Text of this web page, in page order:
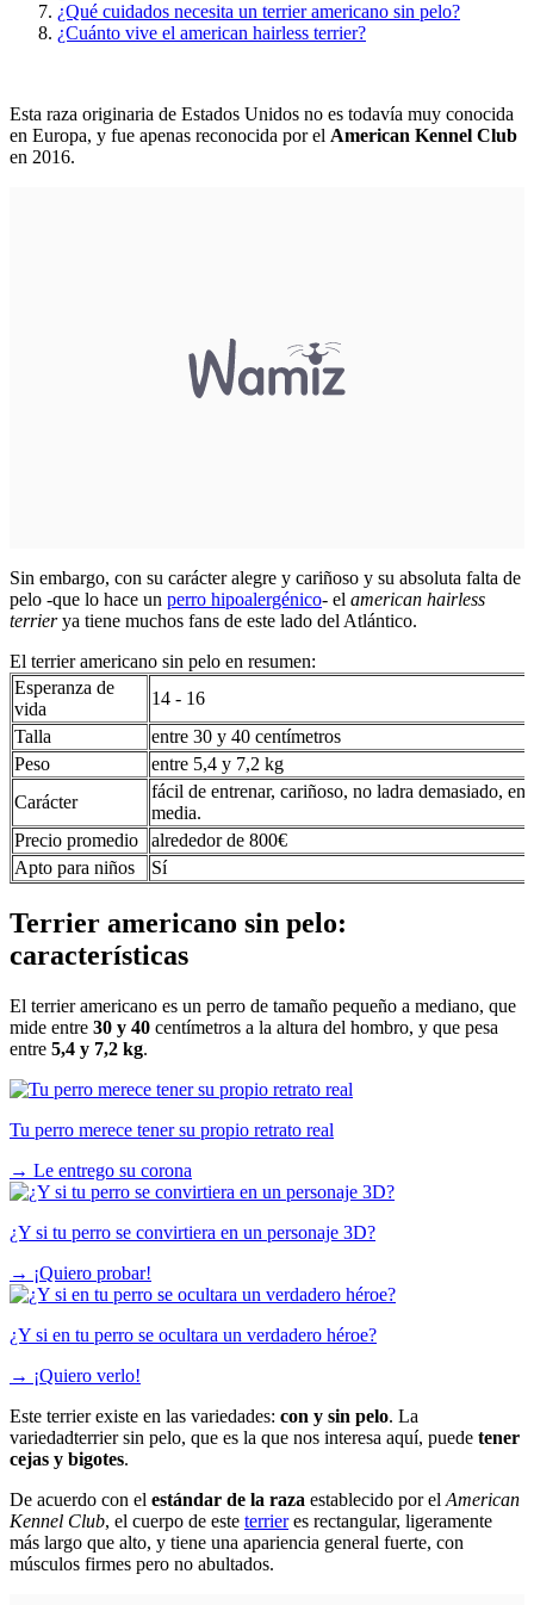
¿Qué cuidados necesita un terrier americano sin pelo?
¿Cuánto vive el american hairless terrier?
Esta raza originaria de Estados Unidos no es todavía muy conocida
en Europa, y fue apenas reconocida por el American Kennel Club
en 2016.
Sin embargo, con su carácter alegre y cariñoso y su absoluta falta de
pelo -que lo hace un perro hipoalergénico- el american hairless
terrierya tiene muchos fans de este lado del Atlántico.
El terrier americano sin pelo en resumen:
Esperanza de
vida
14 - 16
Talla
entre 30 y 40 centímetros
Peso
entre 5,4 y 7,2 kg
Carácter
fácil de entrenar, cariñoso, no ladra demasiado,
media.
Precio promedio
alrededor de 800€
Apto para niños
Sí
Terrier americano sin pelo:
características
El terrier americano es un perro de tamaño pequeño a mediano, que
mide entre 30 y 40 centímetros a la altura del hombro, y que pesa
entre 5,4 y 7,2 kg.
Tu perro merece tener su propio retrato real
→ Le entrego su corona
¿Y si tu perro se convirtiera en un personaje 3D?
→ ¡Quiero probar!
¿Y si en tu perro se ocultara un verdadero héroe?
→ ¡Quiero verlo!
Este terrier existe en las variedades: con y sin pelo. La
variedadterrier sin pelo, que es la que nos interesa aquí, puede tener
cejas y bigotes.
De acuerdo con el estándar de la raza establecido por el American
Kennel Club, el cuerpo de este terrieres rectangular, ligeramente
más largo que alto, y tiene una apariencia general fuerte, con
músculos firmes pero no abultados.